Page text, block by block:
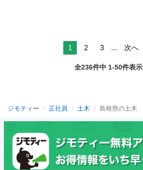
1 2 3 ... 次へ
全236件中 1-50件表示
ジモティー 正社員 土木 島根県の土木